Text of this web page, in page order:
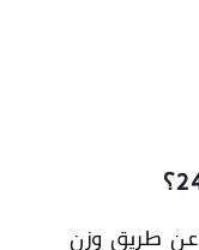
يمكنك حساب زكاة الذهب عيار 24 عن طريق وزن